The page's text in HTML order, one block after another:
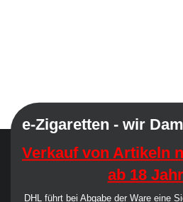
e-Zigaretten - wir
Verkauf von Artikeln
ab 18
DHL führt bei Abgabe der Ware eine